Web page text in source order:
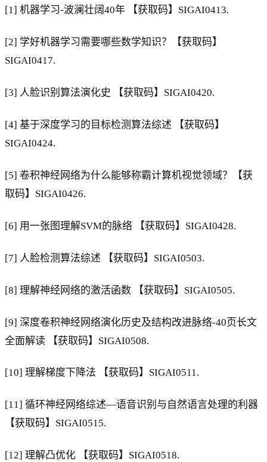
[1] 机器学习-波澜壮阔40年 【获取码】SIGAI0413.
[2] 学好机器学习需要哪些数学知识？【获取码】
SIGAI0417.
[3] 人脸识别算法演化史 【获取码】SIGAI0420.
[4] 基于深度学习的目标检测算法综述 【获取码】
SIGAI0424.
[5] 卷积神经网络为什么能够称霸计算机视觉领域？【获
取码】SIGAI0426.
[6] 用一张图理解SVM的脉络 【获取码】SIGAI0428.
[7] 人脸检测算法综述 【获取码】SIGAI0503.
[8] 理解神经网络的激活函数 【获取码】SIGAI0505.
[9] 深度卷积神经网络演化历史及结构改进脉络-40页长文
全面解读 【获取码】SIGAI0508.
[10] 理解梯度下降法 【获取码】SIGAI0511.
[11] 循环神经网络综述—语音识别与自然语言处理的利器
【获取码】SIGAI0515.
[12] 理解凸优化 【获取码】SIGAI0518.